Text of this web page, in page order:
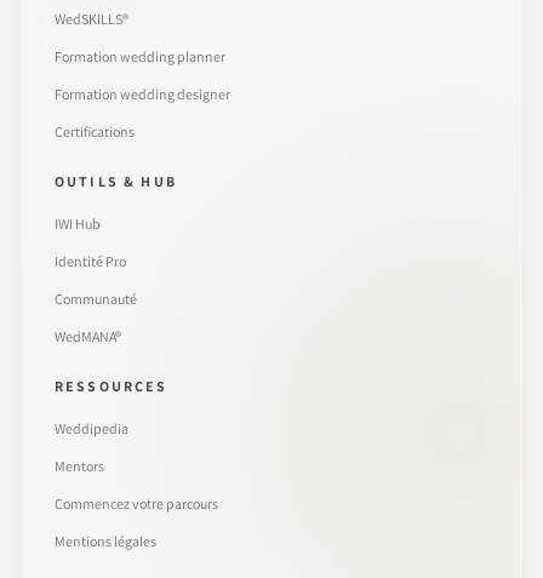
WedSKILLS®
Formation wedding planner
Formation wedding designer
Certifications
OUTILS & HUB
IWI Hub
Identité Pro
Communauté
WedMANA®
RESSOURCES
Weddipedia
Mentors
Commencez votre parcours
Mentions légales